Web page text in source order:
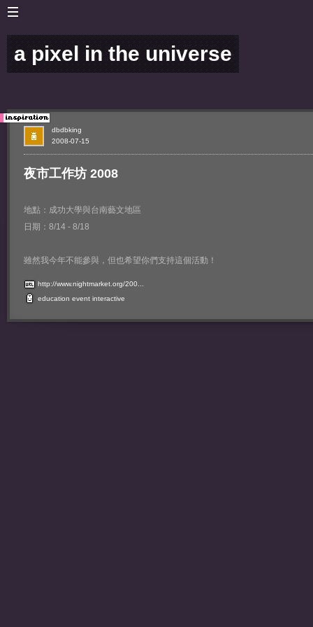
a pixel in the universe
夜市工作坊 2008
地點：成功大學與台南藝文地區
日期：8/14 - 8/18
雖然我今年不能參與，但也希望你們支持這個活動！
http://www.nightmarket.org/200...
education event interactive
2008-07-15
dbdbking